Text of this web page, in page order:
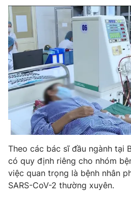
Photo
Video
VTV Money VTV
VTV Sức khoẻ Bất
Thị trường 24h
VTV4
VTV9 VTV8
Theo các bác sĩ đầu ngành tại
có quy định riêng cho nhóm
việc quan trọng là bệnh nhân
SARS-CoV-2 thường xuyên.